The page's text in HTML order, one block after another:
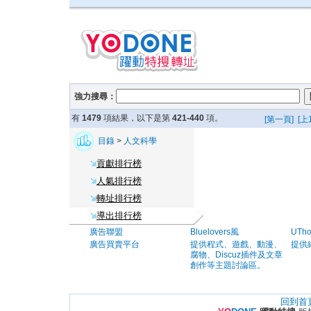
強力搜尋：
有 1479 項結果，以下是第 421-440 項。 [第一頁] [上
目錄 > 人文科學
貢獻排行榜
人氣排行榜
轉址排行榜
導出排行榜
廣告聯盟
廣告買賣平台
Bluelovers風
提供程式、遊戲、動漫、
腐物、Discuz插件及文章
創作等主題討論區。
提供
回到首